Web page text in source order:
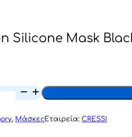
Silicone Mask
, ΜάσκεςΕταιρεία: CRESSI